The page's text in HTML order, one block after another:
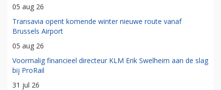
05 aug 26
Transavia opent komende winter nieuwe route vanaf
Brussels Airport
05 aug 26
Voormalig financieel directeur KLM Erik Swelheim aan de slag
bij ProRail
31 jul 26